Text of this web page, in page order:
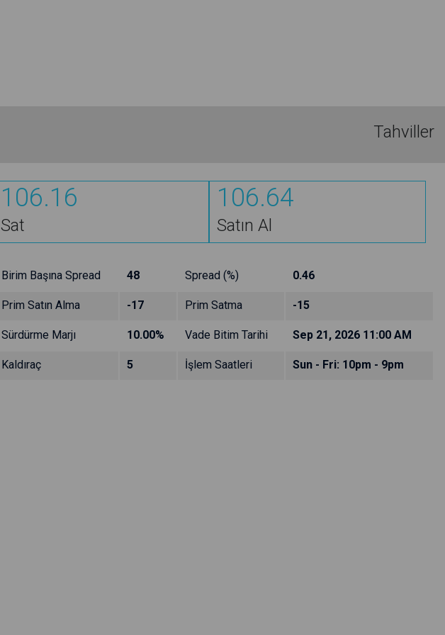
Tahviller
106.16
Sat
106.64
Satın Al
Birim Başına Spread 48 Spread (%) 0.46
Prim Satın Alma -17 Prim Satma -15
Sürdürme Marjı 10.00% Vade Bitim Tarihi Sep 21, 2026 11:00 AM
Kaldıraç 5 İşlem Saatleri Sun - Fri: 10pm - 9pm